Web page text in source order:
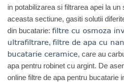
in potabilizarea si filtrarea apei la
aceasta sectiune, gasiti solutii
din bucatarie: filtre cu osmoza
ultrafiltrare, filtre de apa cu
bucatarie ceramice, care au
apa pentru robinet cu argint. De
online filtre de apa pentru bucatarie